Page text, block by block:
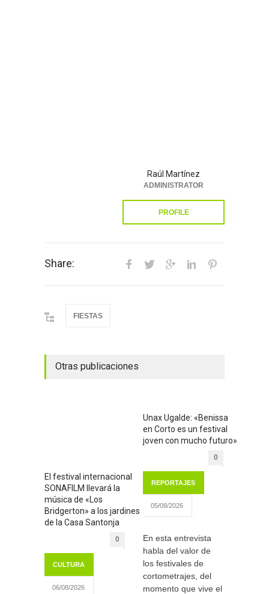
Raúl Martínez
ADMINISTRATOR
PROFILE
Share:
FIESTAS
Otras publicaciones
El festival internacional
SONAFILM llevará la
música de «Los
Bridgerton» a los jardines
de la Casa Santonja
0
CULTURA
06/08/2026
Unax Ugalde: «Benissa
en Corto es un festival
joven con mucho futuro»
0
REPORTAJES
05/08/2026
En esta entrevista
habla del valor de
los festivales de
cortometrajes, del
momento que vive el